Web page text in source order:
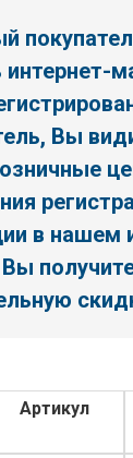
интернет-
Вы
в нашем
Артикул